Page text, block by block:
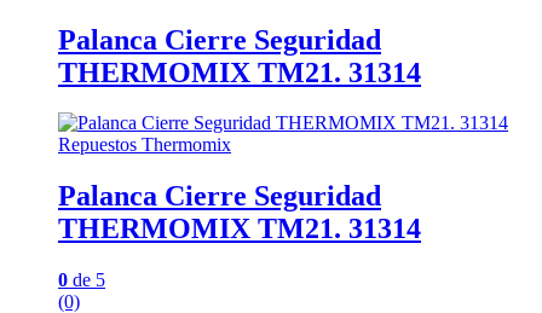
Palanca Cierre Seguridad
THERMOMIX TM21. 31314
Repuestos Thermomix
Palanca Cierre Seguridad
THERMOMIX TM21. 31314
0 de 5
(0)